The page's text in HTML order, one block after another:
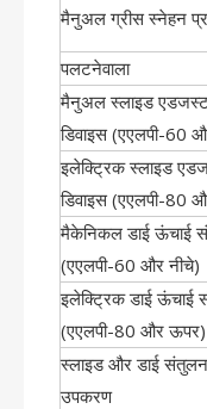
मैनुअल ग्रीस स्नेहन
पलटनेवाला
मैनुअल स्लाइड
डिवाइस (एएलपी-60
इलेक्ट्रिक स्लाइड
डिवाइस (एएलपी-80
मैकेनिकल डाई ऊंचाई
(एएलपी-60 और नीचे)
इलेक्ट्रिक डाई
(एएलपी-80 और ऊपर)
स्लाइड और डाई संतुलन
उपकरण